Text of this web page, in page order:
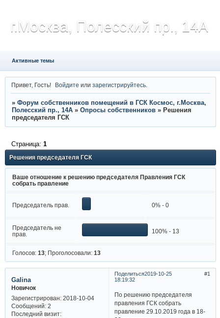
г.Москва, Полесский пр., 14А
Активные темы
Привет, Гость! Войдите илизарегистрируйтесь
» Форум собственников помещений в ГСК Космос, г.Москва,
Полесский пр., 14А » Опросы собственников » Решения
председателя ГСК
Решения председателя ГСК
Страница: 1
Ваше отношение к решению председателя Правления ГСК
собрать правление
Председатель прав. 0% - 0
Председатель не
прав.
100% - 13
Голосов: 13; Проголосовали: 13
Поделиться 1
2019-10-25
18:19:32
Galina
Новичок
Зарегистрирован: 2018-10-04
Сообщений:2
Последний визит:
По решению председателя
правления ГСК собрать
правление 29.10.2019 года в 18-